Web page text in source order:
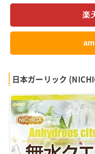
楽
日本ガーリック